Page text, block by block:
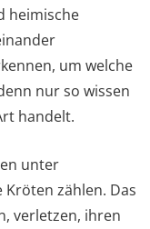
heimische
um welche
nur so wissen
handelt.
unter
zählen. Das
verletzen, ihren